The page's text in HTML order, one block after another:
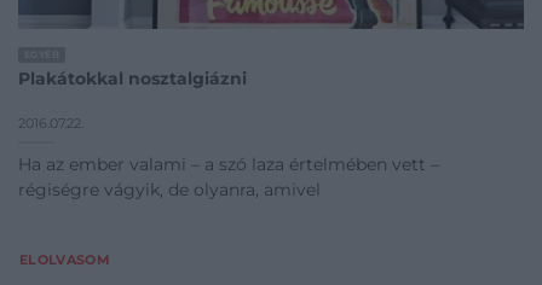
Plakátokkal nosztalgiázni
2016.07.22.
Ha az ember valami – a szó laza értelmében vett –
régiségre vágyik, de olyanra, amivel
ELOLVASOM